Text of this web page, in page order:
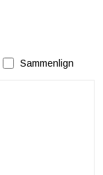
Sammenlign